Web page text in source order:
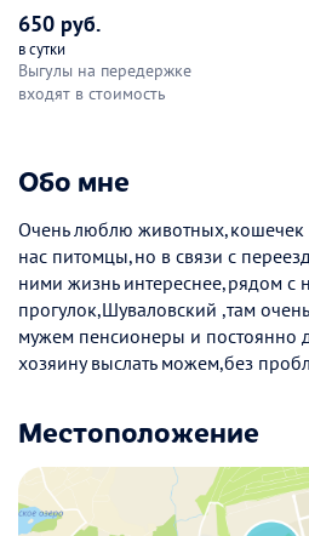
650 руб.
в сутки
Выгулы на передержке
входят в стоимость
Обо мне
Очень люблю животных,кошечек
нас питомцы,но в связи с
ними жизнь интереснее,рядом с
прогулок,Шуваловский ,там
мужем пенсионеры и постоянно
хозяину выслать можем,без
Местоположение